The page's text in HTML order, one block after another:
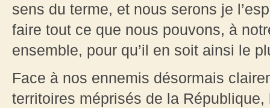
sens du terme, et nous serons je
faire tout ce que nous pouvons, à
ensemble, pour qu’il en soit ainsi le
Face à nos ennemis désormais
territoires méprisés de la